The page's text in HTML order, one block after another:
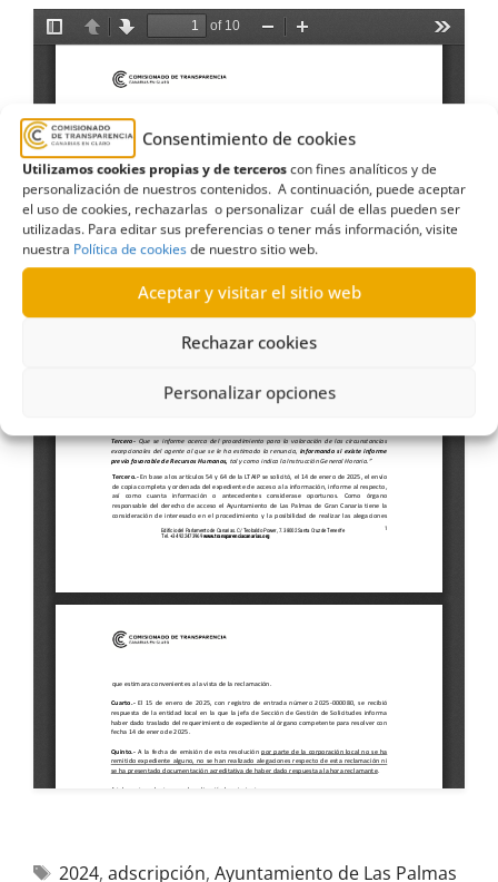
Consentimiento de cookies
Utilizamos cookies propias y de terceroscon fines analíticos y de
personalización de nuestros contenidos. A continuación, puede aceptar
el uso de cookies, rechazarlas o personalizar cuál de ellas pueden ser
utilizadas. Para editar sus preferencias o tener más información, visite
nuestra Política de cookiesde nuestro sitio web.
Aceptar y visitar el sitio web
Rechazar cookies
Personalizar opciones
2024, adscripción, Ayuntamiento de Las Palmas